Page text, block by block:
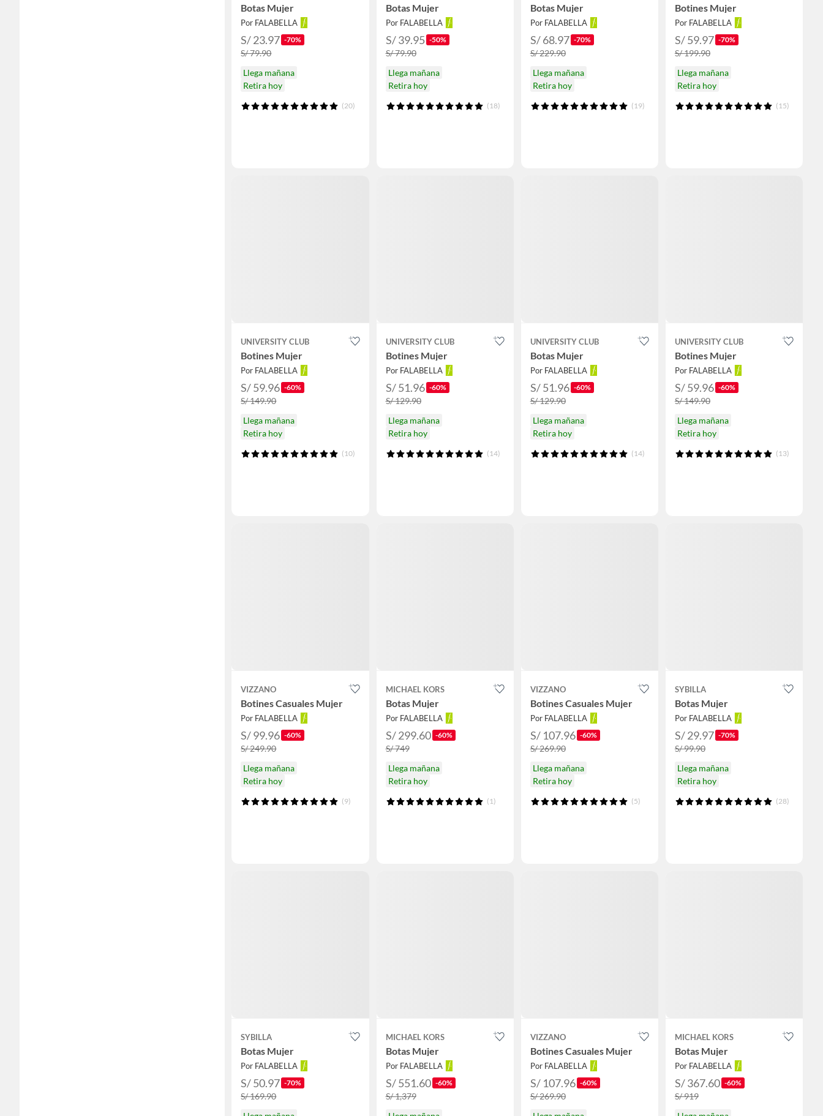
Botas Mujer
Por FALABELLA
S/ 23.97 -70%
S/ 79.90
Llega mañana
Retira hoy
(20)
Botas Mujer
Por FALABELLA
S/ 39.95 -50%
S/ 79.90
Llega mañana
Retira hoy
(18)
Botas Mujer
Por FALABELLA
S/ 68.97 -70%
S/ 229.90
Llega mañana
Retira hoy
(19)
Botines Mujer
Por FALABELLA
S/ 59.97 -70%
S/ 199.90
Llega mañana
Retira hoy
(15)
UNIVERSITY CLUB
Botines Mujer
Por FALABELLA
S/ 59.96 -60%
S/ 149.90
Llega mañana
Retira hoy
(10)
UNIVERSITY CLUB
Botines Mujer
Por FALABELLA
S/ 51.96 -60%
S/ 129.90
Llega mañana
Retira hoy
(14)
UNIVERSITY CLUB
Botas Mujer
Por FALABELLA
S/ 51.96 -60%
S/ 129.90
Llega mañana
Retira hoy
(14)
UNIVERSITY CLUB
Botines Mujer
Por FALABELLA
S/ 59.96 -60%
S/ 149.90
Llega mañana
Retira hoy
(13)
VIZZANO
Botines Casuales Mujer
Por FALABELLA
S/ 99.96 -60%
S/ 249.90
Llega mañana
Retira hoy
(9)
MICHAEL KORS
Botas Mujer
Por FALABELLA
S/ 299.60 -60%
S/ 749
Llega mañana
Retira hoy
(1)
VIZZANO
Botines Casuales Mujer
Por FALABELLA
S/ 107.96 -60%
S/ 269.90
Llega mañana
Retira hoy
(5)
SYBILLA
Botas Mujer
Por FALABELLA
S/ 29.97 -70%
S/ 99.90
Llega mañana
Retira hoy
(28)
SYBILLA
Botas Mujer
Por FALABELLA
S/ 50.97 -70%
S/ 169.90
MICHAEL KORS
Botas Mujer
Por FALABELLA
S/ 551.60 -60%
S/ 1,379
VIZZANO
Botines Casuales Mujer
Por FALABELLA
S/ 107.96 -60%
S/ 269.90
MICHAEL KORS
Botas Mujer
Por FALABELLA
S/ 367.60 -60%
S/ 919